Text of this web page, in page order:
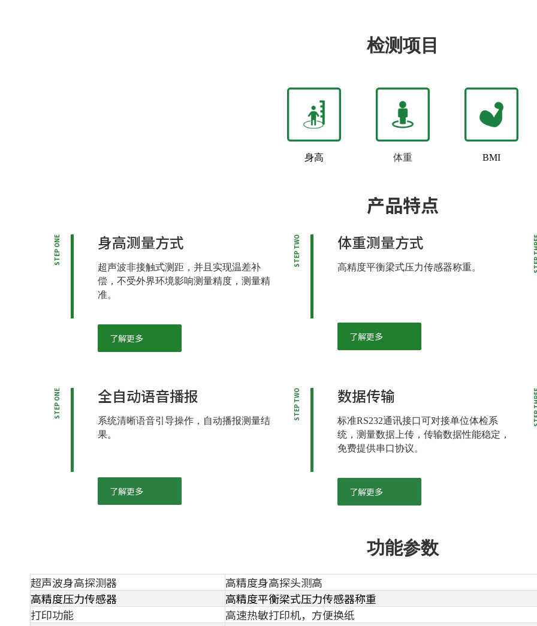
检测项目
身高 体重 BMI
产品特点
STEP ONE 身高测量方式
超声波非接触式测距，并且实现温差补
偿，不受外界环境影响测量精度，测量精
准。
了解更多
STEP TWO 体重测量方式
高精度平衡梁式压力传感器称重。
了解更多
STEP ONE 全自动语音播报
系统清晰语音引导操作，自动播报测量结
果。
了解更多
STEP TWO 数据传输
标准RS232通讯接口可对接单位体检系
统，测量数据上传，传输数据性能稳定，
免费提供串口协议。
了解更多
功能参数
超声波身高探测器
高精度身高探头测高
高精度压力传感器
高精度平衡梁式压力传感器称重
打印功能
高速热敏打印机，方便换纸